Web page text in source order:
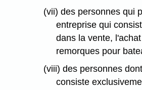
(vii) des personnes qui
entreprise qui
dans la vente,
remorques pour
(viii) des personnes
consiste